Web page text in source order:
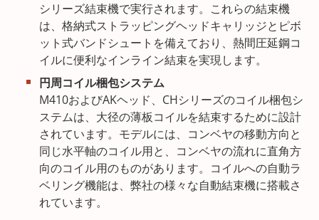
シリーズ結束機で実行されます。これらの結束機
は、格納式ストラッピングヘッドキャリッジとピボ
ット式バンドシュートを備えており、熱間圧延鋼コ
イルに便利なインライン結束を実現します。
円周コイル梱包システム
M410およびAKヘッド、CHシリーズのコイル梱包シ
ステムは、大径の薄板コイルを結束するために設計
されています。モデルには、コンベヤの移動方向と
同じ水平軸のコイル用と、コンベヤの流れに直角方
向のコイル用のものがあります。コイルへの自動ラ
ベリング機能は、弊社の様々な自動結束機に搭載さ
れています。